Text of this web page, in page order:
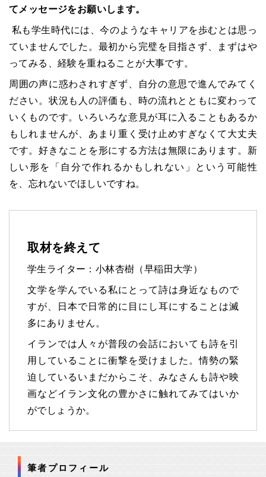
てメッセージをお願いします。
私も学生時代には、今のようなキャリアを歩むとは思っ
ていませんでした。最初から完璧を目指さず、まずはや
ってみる、経験を重ねることが大事です。
周囲の声に惑わされすぎず、自分の意思で進んでみてく
ださい。状況も人の評価も、時の流れとともに変わって
いくものです。いろいろな意見が耳に入ることもあるか
もしれませんが、あまり重く受け止めすぎなくて大丈夫
です。好きなことを形にする方法は無限にあります。新
しい形を「自分で作れるかもしれない」という可能性
を、忘れないでほしいですね。
取材を終えて
学生ライター：小林杏樹（早稲田大学）
文学を学んでいる私にとって詩は身近なもので
すが、日本で日常的に目にし耳にすることは滅
多にありません。
イランでは人々が普段の会話においても詩を引
用していることに衝撃を受けました。情勢の緊
迫しているいまだからこそ、みなさんも詩や映
画などイラン文化の豊かさに触れてみてはいか
がでしょうか。
筆者プロフィール